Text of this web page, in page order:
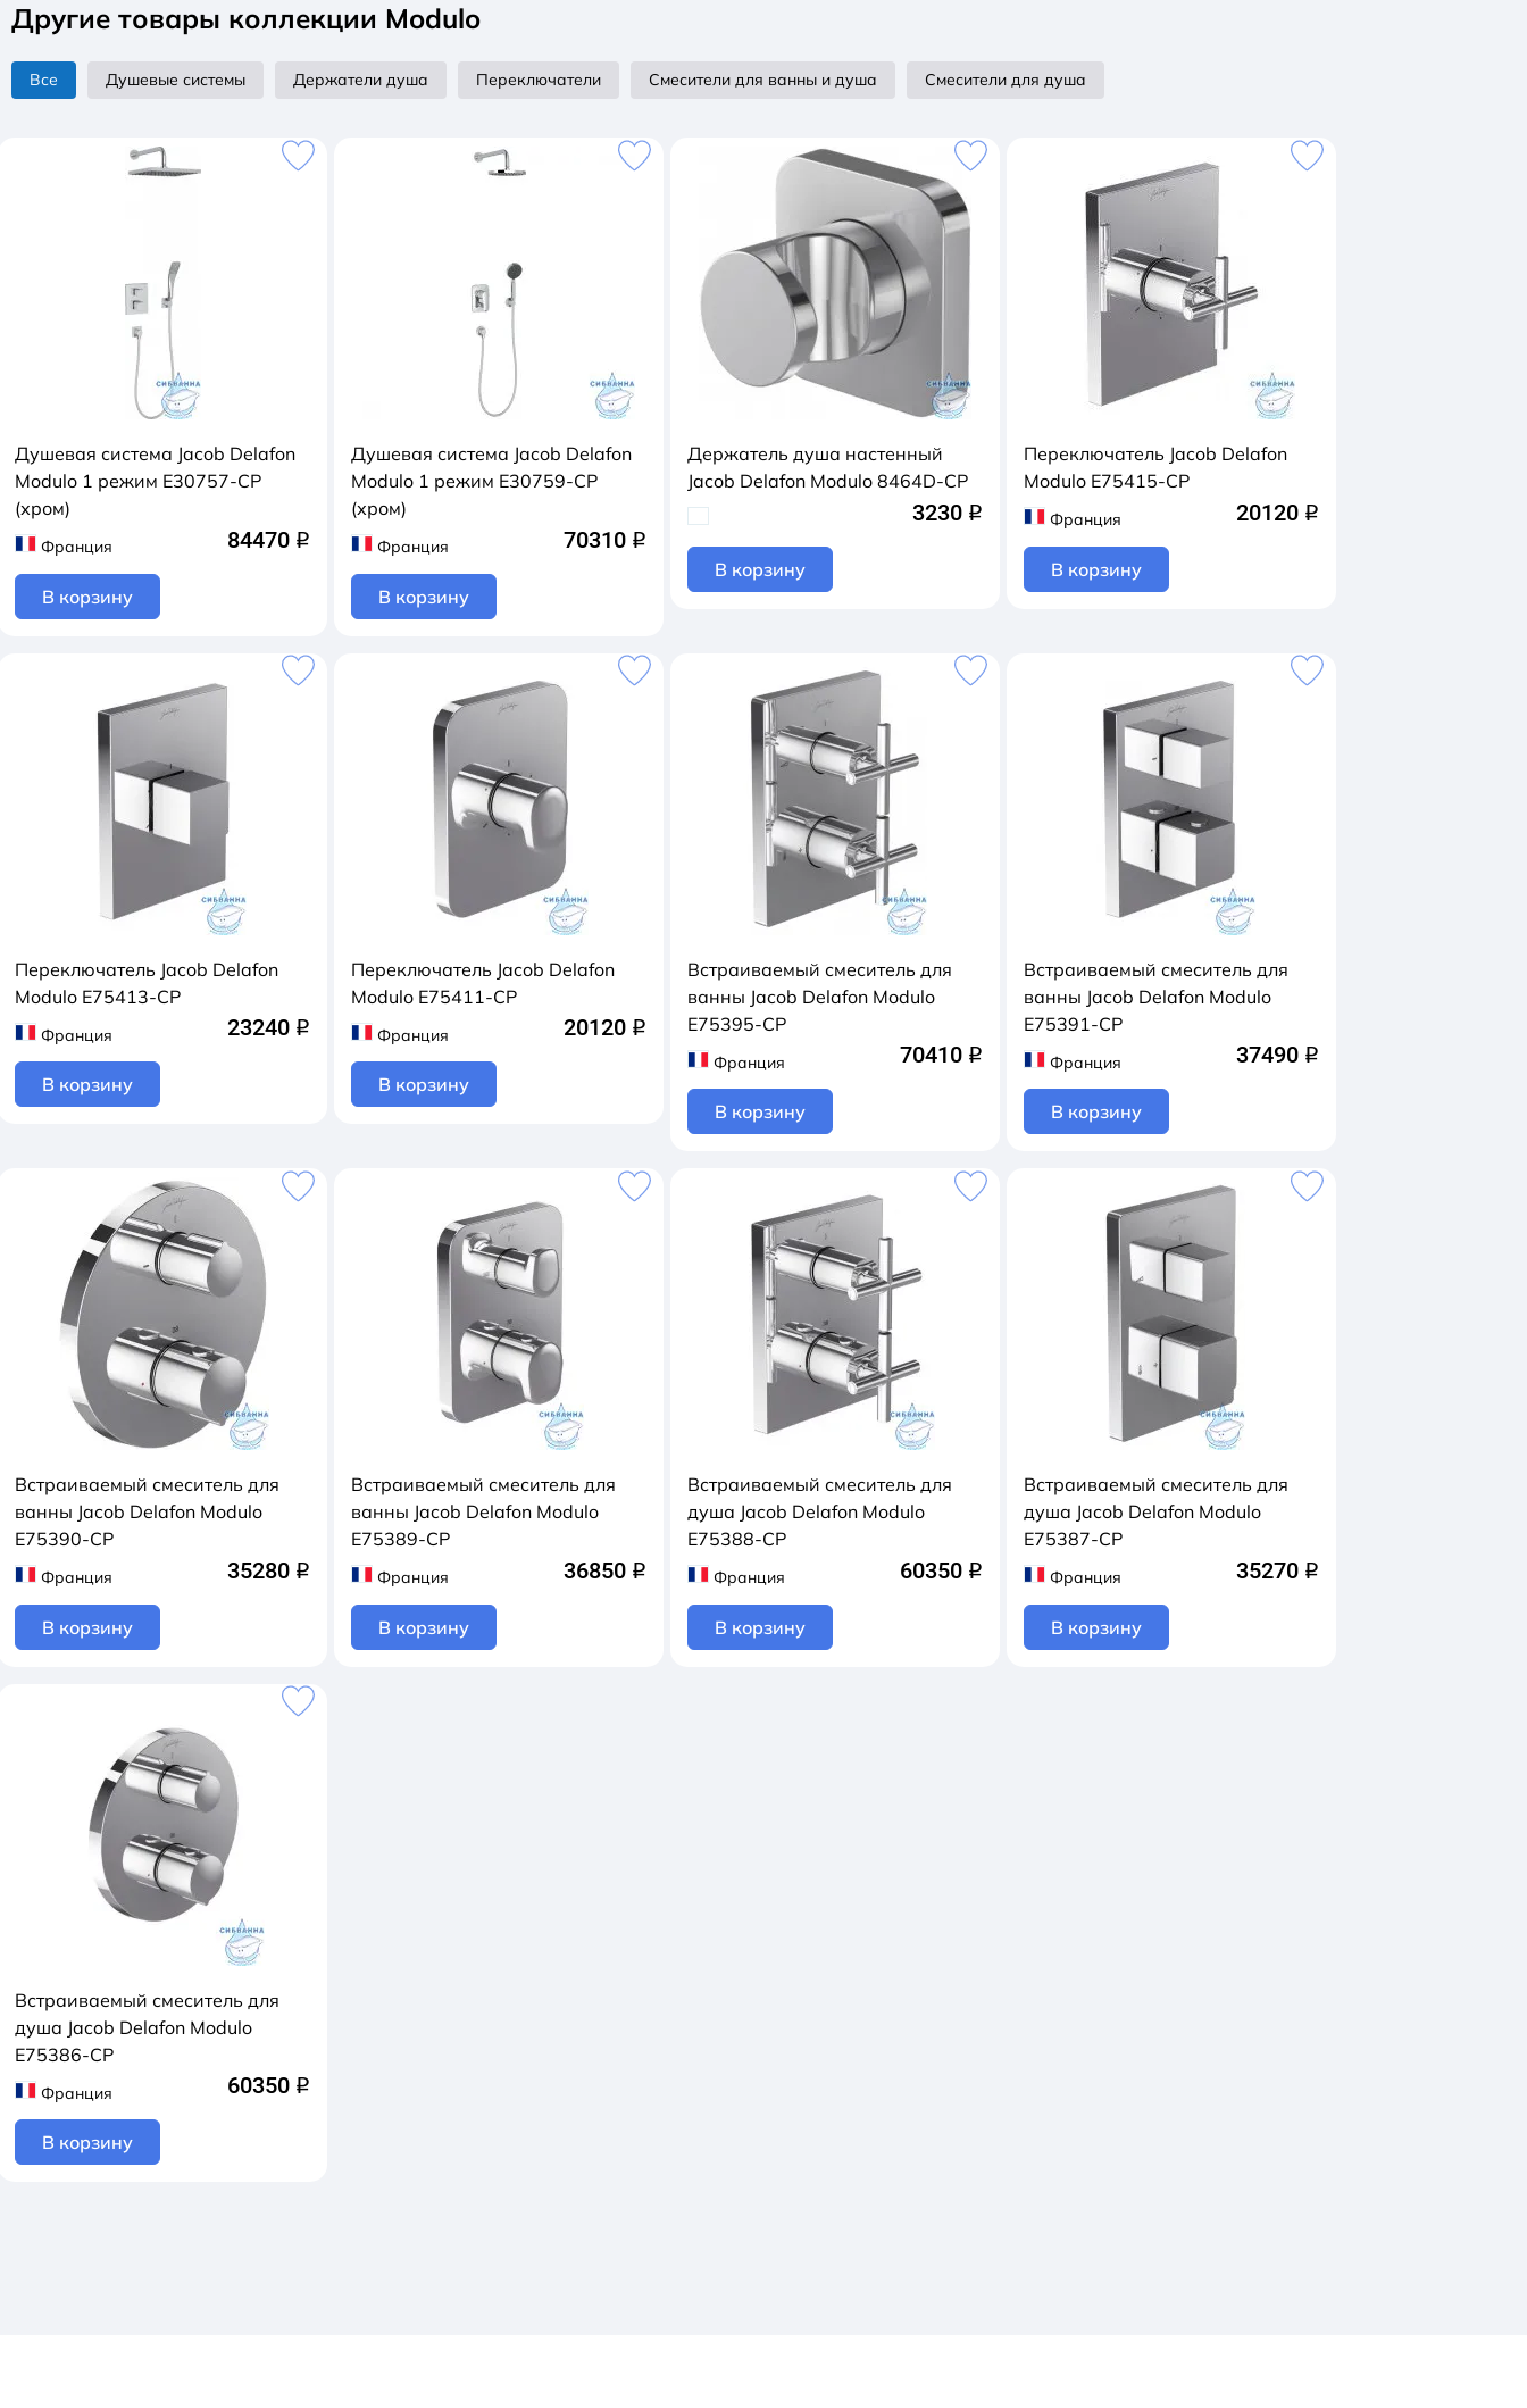
Другие товары коллекции Modulo
Все Душевые системы Держатели душа Переключатели Смесители для ванны и душа Смесители для душа
Душевая система Jacob Delafon
Modulo 1 режим E30757-CP
(хром)
Франция 84470 q
В корзину
Душевая система Jacob Delafon
Modulo 1 режим E30759-CP
(хром)
Франция 70310 q
В корзину
Держатель душа настенный
Jacob Delafon Modulo 8464D-CP
3230 q
В корзину
Переключатель Jacob Delafon
Modulo E75415-CP
Франция 20120 q
В корзину
Переключатель Jacob Delafon
Modulo E75413-CP
Франция 23240 q
В корзину
Переключатель Jacob Delafon
Modulo E75411-CP
Франция 20120 q
В корзину
Встраиваемый смеситель для
ванны Jacob Delafon Modulo
E75395-CP
Франция 70410 q
В корзину
Встраиваемый смеситель для
ванны Jacob Delafon Modulo
E75391-CP
Франция 37490 q
В корзину
Встраиваемый смеситель для
ванны Jacob Delafon Modulo
E75390-CP
Франция 35280 q
В корзину
Встраиваемый смеситель для
ванны Jacob Delafon Modulo
E75389-CP
Франция 36850 q
В корзину
Встраиваемый смеситель для
душа Jacob Delafon Modulo
E75388-CP
Франция 60350 q
В корзину
Встраиваемый смеситель для
душа Jacob Delafon Modulo
E75387-CP
Франция 35270 q
В корзину
Встраиваемый смеситель для
душа Jacob Delafon Modulo
E75386-CP
Франция 60350 q
В корзину